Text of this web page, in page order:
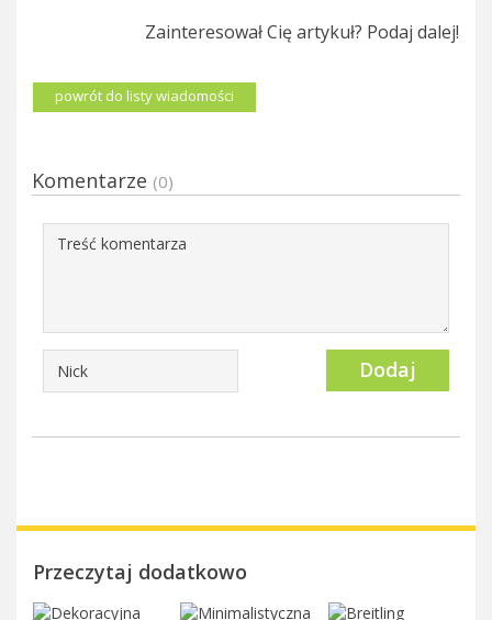
Zainteresował Cię artykuł? Podaj dalej!
powrót do listy wiadomości
Komentarze (0)
Dodaj
Przeczytaj dodatkowo